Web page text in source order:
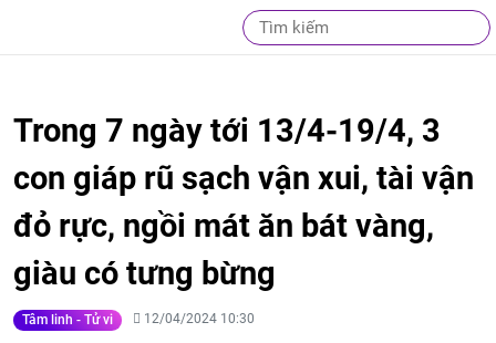
Trong 7 ngày tới 13/4-19/4, 3
con giáp rũ sạch vận xui, tài vận
đỏ rực, ngồi mát ăn bát vàng,
giàu có tưng bừng
Tâm linh - Tử vi 12/04/2024 10:30